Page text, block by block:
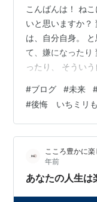
こんばんは！ ね
いと思いますか？
は、自分自身。
て、嫌になったり
ったり、 そうい
なりたい。って思
も変わることが出
うんだろうなって
す勇気が必要なの
ても、 怖くて、
りませんでした。…
#ブログ #未来
#後悔 いちミリ
こころ豊かに
年前
あなたの人生は